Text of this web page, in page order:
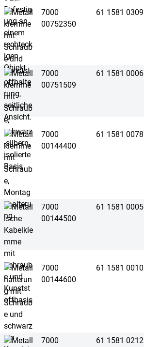
7000
00752350
61 1581 0309
7000
00751509
61 1581 0006
7000
00144400
61 1581 0078
7000
00144500
61 1581 0005
7000
00144600
61 1581 0010
7000
61 1581 0212